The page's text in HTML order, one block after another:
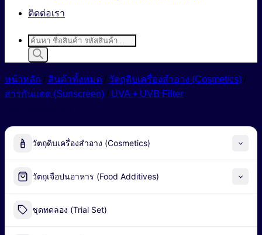
ติดต่อเรา
Products
search
หน้าหลัก / สินค้าทั้งหมด / วัตถุดิบเครื่องสำอาง (Cosmetics) /
สารกันแดด (Sunscreen) / UVA + UVB Filter
วัตถุดิบเครื่องสำอาง (Cosmetics)
Alpha-Arbutin
วัตถุเจือปนอาหาร (Food Additives)
Industrial Fermentation Nutrient
ชุดทดลอง (Trial Set)